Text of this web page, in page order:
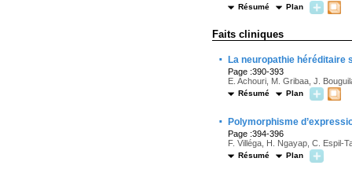
Résumé Plan
Faits cliniques
· La neuropathie héréditaire
Page :390-393
E. Achouri, M. Gribaa, J.
Résumé Plan
· Polymorphisme
Page :394-396
F. Villéga, H. Ngayap, C. Espil-
Résumé Plan